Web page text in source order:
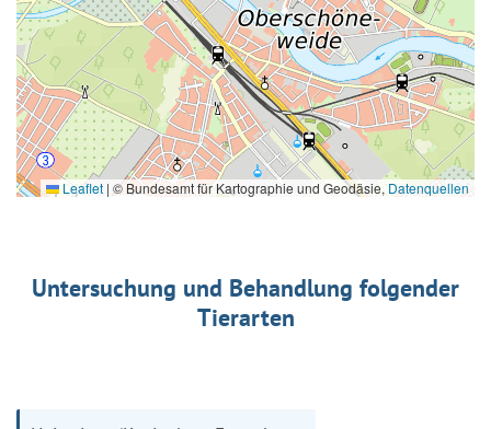
Leaflet | © Bundesamt für Kartographie und Geodäsie, Datenquellen
Untersuchung und Behandlung folgender
Tierarten